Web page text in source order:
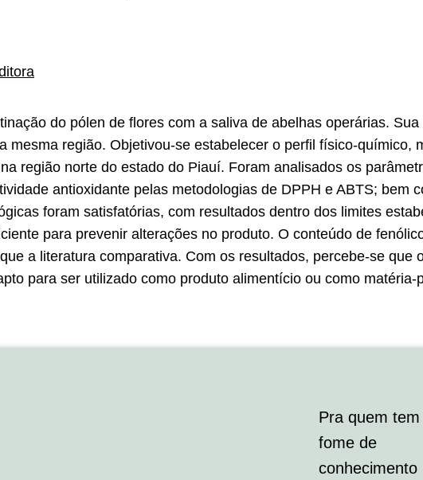
do pólen de flores com a saliva de abelhas operárias.
mesma região. Objetivou-se estabelecer o perfil físico-químico,
região norte do estado do Piauí. Foram analisados os
antioxidante pelas metodologias de DPPH e ABTS; bem
foram satisfatórias, com resultados dentro dos limites
para prevenir alterações no produto. O conteúdo de
a literatura comparativa. Com os resultados, percebe-se
para ser utilizado como produto alimentício ou como matéria-
Pra quem tem
fome de
conhecimento